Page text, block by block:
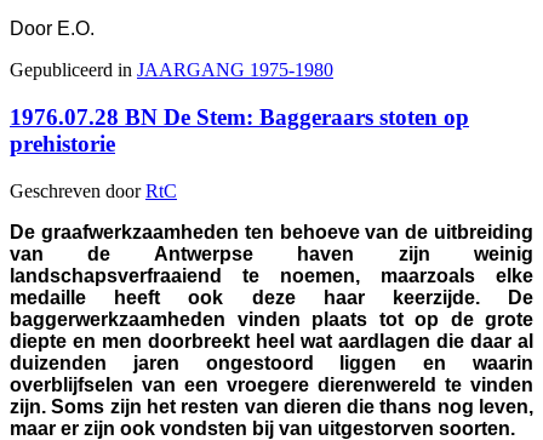
Door E.O.
Gepubliceerd in JAARGANG 1975-1980
1976.07.28 BN De Stem: Baggeraars stoten op
prehistorie
Geschreven doorRtC
De graafwerkzaamheden ten behoeve van de uitbreiding
van de Antwerpse haven zijn weinig
landschapsverfraaiend te noemen, maarzoals elke
medaille heeft ook deze haar keerzijde. De
baggerwerkzaamheden vinden plaats tot op de grote
diepte en men doorbreekt heel wat aardlagen die daar al
duizenden jaren ongestoord liggen en waarin
overblijfselen van een vroegere dierenwereld te vinden
zijn. Soms zijn het resten van dieren die thans nog leven,
maar er zijn ook vondsten bij van uitgestorven soorten.